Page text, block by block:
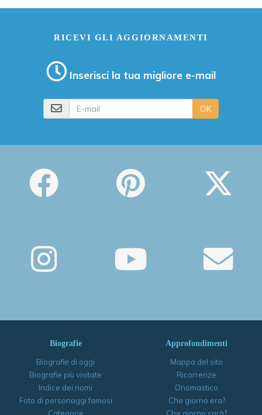
RICEVI GLI AGGIORNAMENTI
Inserisci la tua migliore e-mail
OK
Biografie
Biografie di oggi
Biografie più visitate
Indice dei nomi
Foto di personaggi famosi
Categorie
Approfondimenti
Mappa del sito
Ricorrenze
Onomastico
Che giorno era?
Che giorno sarà?